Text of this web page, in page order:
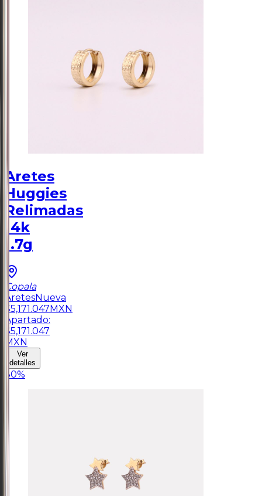
Aretes
Huggies
Relimadas
14k
1.7g
Copala
AretesNueva
$5,171.047MXN
Apartado:
$5,171.047
MXN
Ver
detalles
30%